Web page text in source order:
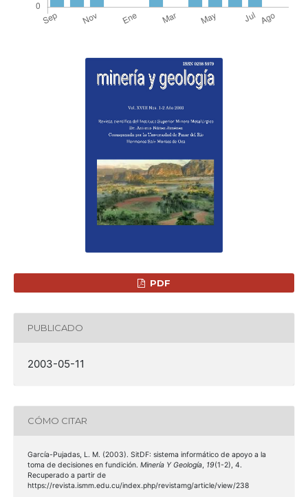
PDF
PUBLICADO
2003-05-11
CÓMO CITAR
García-Pujadas, L. M. (2003). SitDF: sistema informático de apoyo a la
toma de decisiones en fundición. Minería Y Geología, 19(1-2), 4.
Recuperado a partir de
https://revista.ismm.edu.cu/index.php/revistamg/article/view/238